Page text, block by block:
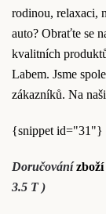
rodinou, relaxaci,
auto? Obraťte se
kvalitních
Labem. Jsme
zákazníků. Na
{snippet id="31"}
Doručovánízboží
3.5 T )